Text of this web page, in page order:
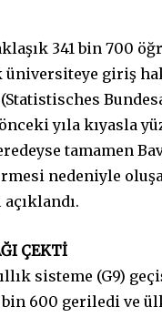
341 bin 700
giriş
Statistisches
yıla kıyasla
tamamen
nedeniyle
ÇEKTİ
sisteme (G9)
bin 600 geriledi ve